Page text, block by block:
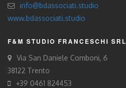
info@bdassociati.studio
www.bdassociati.studio
F&M STUDIO FRANCESCHI SRL
Via San Daniele Comboni, 6
38122 Trento
+39 0461 824453